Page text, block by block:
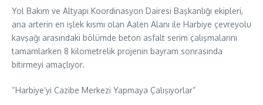
Yol Bakım ve Altyapı Koordinasyon Dairesi Başkanlığı ekipleri,
ana arterin en işlek kısmı olan Aalen Alanı ile Harbiye çevreyolu
kavşağı arasındaki bölümde beton asfalt serim çalışmalarını
tamamlarken 8 kilometrelik projenin bayram sonrasında
bitirmeyi amaçlıyor.
“Harbiye’yi Cazibe Merkezi Yapmaya Çalışıyorlar”